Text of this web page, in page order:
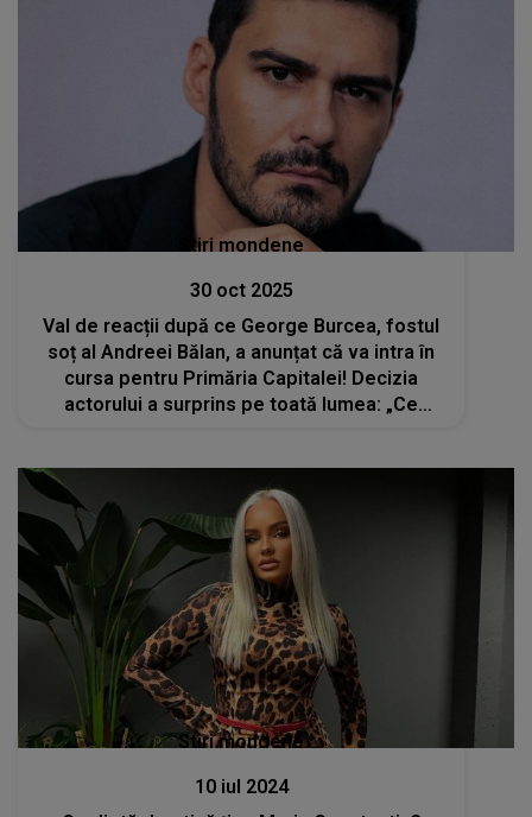
Stiri mondene
30 oct 2025
Val de reacții după ce George Burcea, fostul
soț al Andreei Bălan, a anunțat că va intra în
cursa pentru Primăria Capitalei! Decizia
actorului a surprins pe toată lumea: „Ce
Stiri mondene
10 iul 2024